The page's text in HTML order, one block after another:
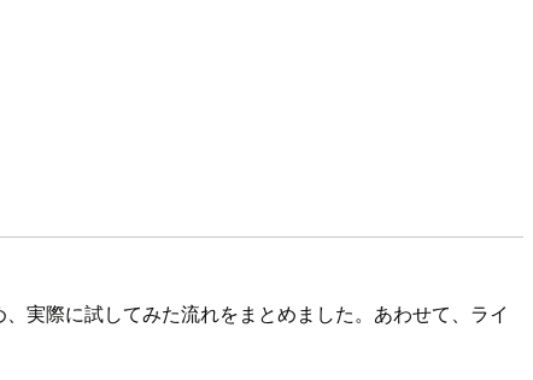
実際に試してみた流れをまとめました。あわせて、ライ